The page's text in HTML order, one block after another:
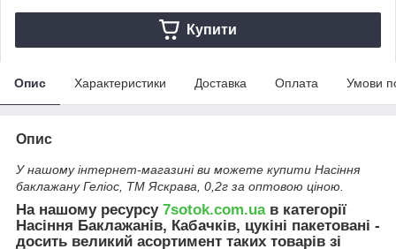
Купити
Опис Характеристики Доставка Оплата Умови
Опис
У нашому інтернет-магазині ви можете купити Насіння
баклажану Гелiос, ТМ Яскрава, 0,2г за оптовою ціною.
На нашому ресурсу 7sotok.com.uaв категорії
Насіння Баклажанів, Кабачків, цукіні пакетовані -
досить великий асортимент таких товарів зі